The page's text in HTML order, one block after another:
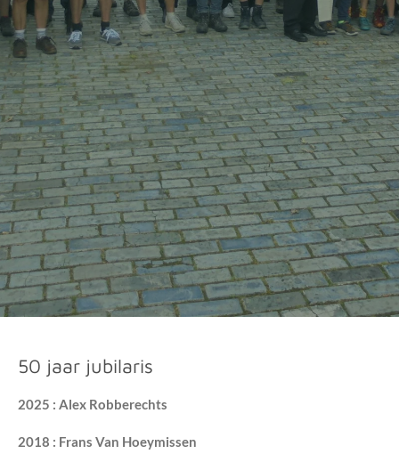
50 jaar jubilaris
2025 : Alex Robberechts
2018 : Frans Van Hoeymissen